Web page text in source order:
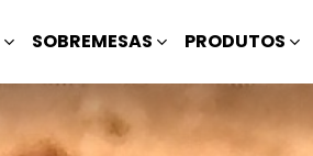
SOBREMESAS PRODUTOS